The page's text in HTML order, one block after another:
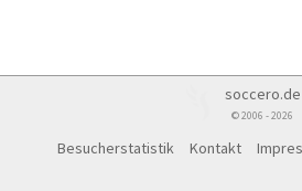
soccero.de
© 2006 - 2026
Besucherstatistik Kontakt